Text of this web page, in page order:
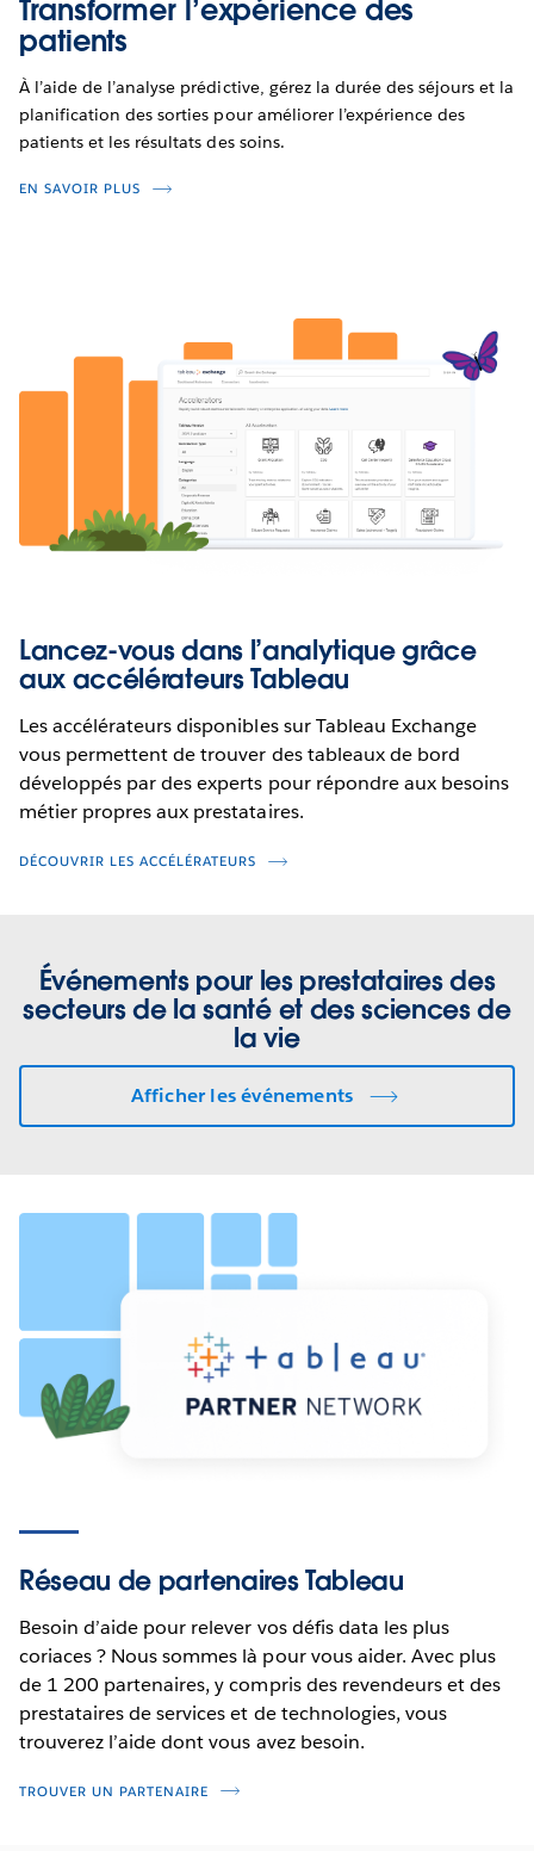
Transformer l’expérience des
patients
À l’aide de l’analyse prédictive, gérez la durée des séjours et la
planification des sorties pour améliorer l’expérience des
patients et les résultats des soins.
EN SAVOIR PLUS
Lancez-vous dans l’analytique grâce
aux accélérateurs Tableau
Les accélérateurs disponibles sur Tableau Exchange
vous permettent de trouver des tableaux de bord
développés par des experts pour répondre aux besoins
métier propres aux prestataires.
DÉCOUVRIR LES ACCÉLÉRATEURS
Événements pour les prestataires des
secteurs de la santé et des sciences de
la vie
Afficher les événements
Réseau de partenaires Tableau
Besoin d’aide pour relever vos défis data les plus
coriaces ? Nous sommes là pour vous aider. Avec plus
de 1 200 partenaires, y compris des revendeurs et des
prestataires de services et de technologies, vous
trouverez l’aide dont vous avez besoin.
TROUVER UN PARTENAIRE